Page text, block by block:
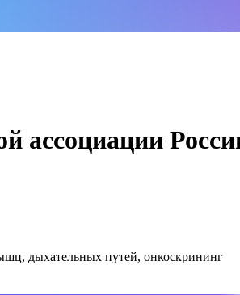
ассоциации
дыхательных путей, онкоскрининг